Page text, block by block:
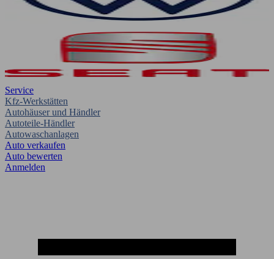
Service
Kfz-Werkstätten
Autohäuser und Händler
Autoteile-Händler
Autowaschanlagen
Auto verkaufen
Auto bewerten
Anmelden